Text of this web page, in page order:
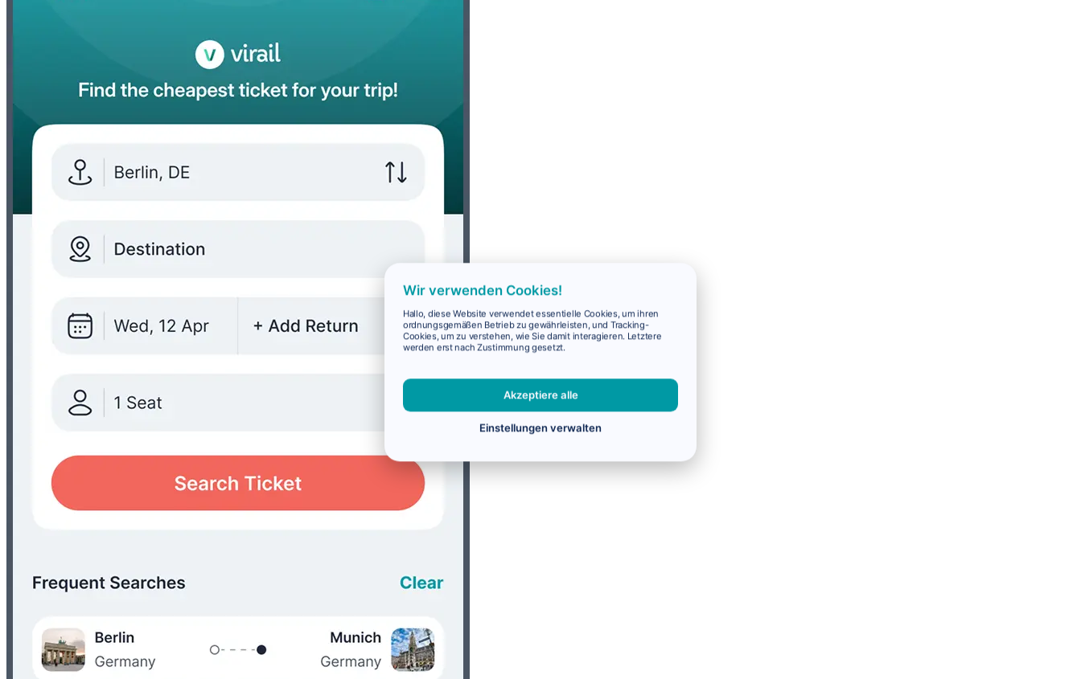
Wir verwenden Cookies!
Hallo, diese Website verwendet essentielle Cookies, um ihren
ordnungsgemäßen Betrieb zu gewährleisten, und Tracking-
Cookies, um zu verstehen, wie Sie damit interagieren. Letztere
werden erst nach Zustimmung gesetzt.
Akzeptiere alle
Einstellungen verwalten